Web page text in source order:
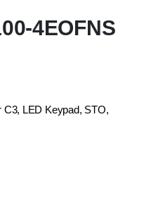
4EOFNS
C3, LED Keypad, STO,